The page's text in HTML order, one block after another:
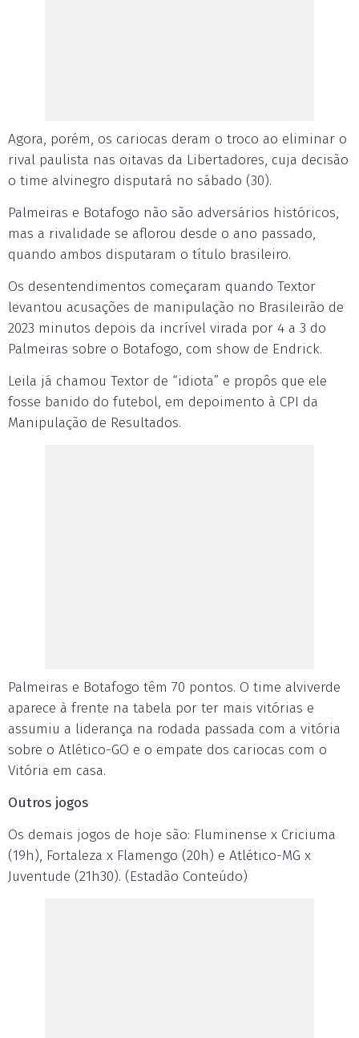
Agora, porém, os cariocas deram o troco ao eliminar o
rival paulista nas oitavas da Libertadores, cuja decisão
o time alvinegro disputará no sábado (30).
Palmeiras e Botafogo não são adversários históricos,
mas a rivalidade se aflorou desde o ano passado,
quando ambos disputaram o título brasileiro.
Os desentendimentos começaram quando Textor
levantou acusações de manipulação no Brasileirão de
2023 minutos depois da incrível virada por 4 a 3 do
Palmeiras sobre o Botafogo, com show de Endrick.
Leila já chamou Textor de “idiota” e propôs que ele
fosse banido do futebol, em depoimento à CPI da
Manipulação de Resultados.
Palmeiras e Botafogo têm 70 pontos. O time alviverde
aparece à frente na tabela por ter mais vitórias e
assumiu a liderança na rodada passada com a vitória
sobre o Atlético-GO e o empate dos cariocas com o
Vitória em casa.
Outros jogos
Os demais jogos de hoje são: Fluminense x Criciuma
(19h), Fortaleza x Flamengo (20h) e Atlético-MG x
Juventude (21h30). (Estadão Conteúdo)